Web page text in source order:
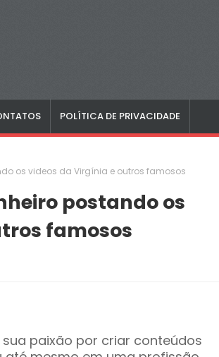
POLÍTICA DE PRIVACIDADE
os videos da Virgínia e outros famosos
postando os
famosos
paixão por criar conteúdos